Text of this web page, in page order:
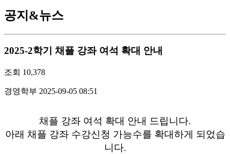
공지&뉴스
2025-2학기 채플 강좌 여석 확대 안내
조회 10,378
경영학부 2025-09-05 08:51
채플 강좌 여석 확대 안내 드립니다.
아래 채플 강좌 수강신청 가능수를 확대하게 되었습
니다.